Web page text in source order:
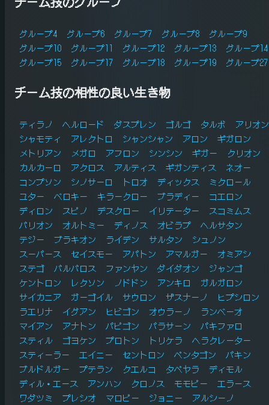
グループ4 グループ6 グループ7 グループ8
グループ9
グループ10
グループ11 グループ12 グループ13
グループ14
グループ15
グループ17 グループ18 グループ19 グループ27
チーム技の相性の良い生き物
ティラノ ヘルロード ダスプレン ゴルゴ タルボ
アリオン
シャモティ
アレクトロ シャンシャン アロン
ギガロン
メトリアン
メガロ アフロン シンシン ギガー
クリオン
カルカーロ
アクロス アルティス ギガンティス
ネオー
コンプソン
シノサーロ トロオ ディックス
ミクロール
ユター
ベロキー キラークロー ブラディー
コエロン
ディロン
スピノ デスクロー イリテーター
スコミムス
バリオン
オルトミー ディノス オビラプ
ヘルサタン
テジー
ブラキオン ライデン サルタン
シュノン
スーパース
セイスモー アパトン アマルガー
オミアシ
ステゴ
バルバロス ファンヤン ダイダオン
ジャンゴ
ケントロン
レクソン ノドドン アンキロ
ガルガロン
サイカニア
ガーゴイル サウロン ザスナーノ
ヒプシロン
ラエリナ
イグアン ヒビゴン オウラーノ
ランベーオ
マイアン
アナトン パピゴン パラサーン
パキファロ
スティル
ゴヨケン プロトン トリケラ
ヘラクレーター
スティーラー
エイニー セントロン ペンタゴン
パキン
ブルドルガー
プテラン クエルコ タペヤラ
ディモル
ディル・エース
アンハン クロノス モモピー
エラース
ワダツミ
プレシオ マロピー ジョニー
アルシーノ